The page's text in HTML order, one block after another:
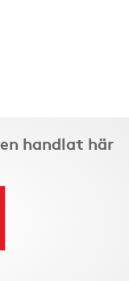
handlat här